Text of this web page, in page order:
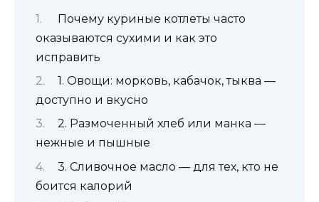
Почему куриные котлеты часто
оказываются сухими и как это
исправить
1. Овощи: морковь, кабачок, тыква —
доступно и вкусно
2. Размоченный хлеб или манка —
нежные и пышные
3. Сливочное масло — для тех, кто не
боится калорий